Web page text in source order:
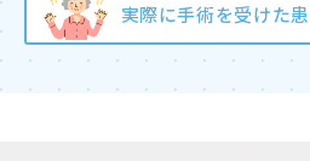
実際に手術を受けた